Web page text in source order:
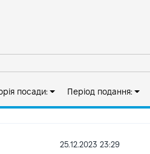
посади: Період подання:
25.12.2023 23:29